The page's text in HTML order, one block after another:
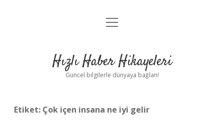
Anasayfa
Yasal Uyarı
menüyü
Hızlı Haber Hikayeleri
Güncel bilgilerle dünyaya bağlan!
Etiket: Çok içen insana ne iyi gelir